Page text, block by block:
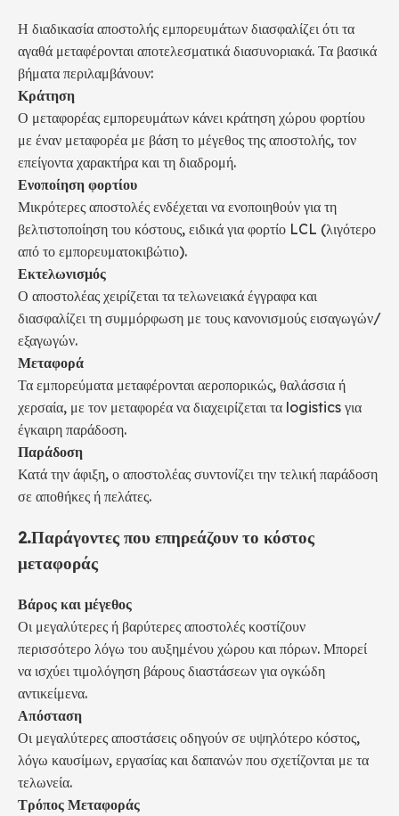
Η διαδικασία αποστολής εμπορευμάτων διασφαλίζει ότι τα
αγαθά μεταφέρονται αποτελεσματικά διασυνοριακά. Τα βασικά
βήματα περιλαμβάνουν:
Κράτηση
Ο μεταφορέας εμπορευμάτων κάνει κράτηση χώρου φορτίου
με έναν μεταφορέα με βάση το μέγεθος της αποστολής, τον
επείγοντα χαρακτήρα και τη διαδρομή.
Ενοποίηση φορτίου
Μικρότερες αποστολές ενδέχεται να ενοποιηθούν για τη
βελτιστοποίηση του κόστους, ειδικά για φορτίο LCL (λιγότερο
από το εμπορευματοκιβώτιο).
Εκτελωνισμός
Ο αποστολέας χειρίζεται τα τελωνειακά έγγραφα και
διασφαλίζει τη συμμόρφωση με τους κανονισμούς εισαγωγών/
εξαγωγών.
Μεταφορά
Τα εμπορεύματα μεταφέρονται αεροπορικώς, θαλάσσια ή
χερσαία, με τον μεταφορέα να διαχειρίζεται τα logistics για
έγκαιρη παράδοση.
Παράδοση
Κατά την άφιξη, ο αποστολέας συντονίζει την τελική παράδοση
σε αποθήκες ή πελάτες.
2.Παράγοντες που επηρεάζουν το κόστος
μεταφοράς
Βάρος και μέγεθος
Οι μεγαλύτερες ή βαρύτερες αποστολές κοστίζουν
περισσότερο λόγω του αυξημένου χώρου και πόρων. Μπορεί
να ισχύει τιμολόγηση βάρους διαστάσεων για ογκώδη
αντικείμενα.
Απόσταση
Οι μεγαλύτερες αποστάσεις οδηγούν σε υψηλότερο κόστος,
λόγω καυσίμων, εργασίας και δαπανών που σχετίζονται με τα
τελωνεία.
Τρόπος Μεταφοράς